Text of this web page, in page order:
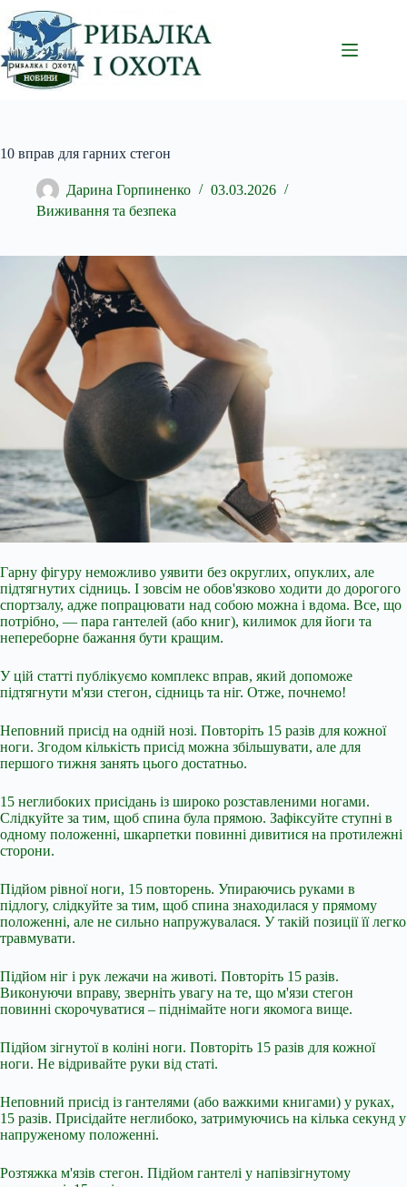
Перейти
до
вмісту
10 вправ для гарних стегон
Дарина Горпиненко
03.03.2026
Виживання та безпека
Гарну фігуру неможливо уявити без округлих, опуклих, але
підтягнутих сідниць. І зовсім не обов'язково ходити до дорогого
спортзалу, адже попрацювати над собою можна і вдома. Все, що
потрібно, — пара гантелей (або книг), килимок для йоги та
непереборне бажання бути кращим.
У цій статті публікуємо комплекс вправ, який допоможе
підтягнути м'язи стегон, сідниць та ніг. Отже, почнемо!
Неповний присід на одній нозі. Повторіть 15 разів для кожної
ноги. Згодом кількість присід можна збільшувати, але для
першого тижня занять цього достатньо.
15 неглибоких присідань із широко розставленими ногами.
Слідкуйте за тим, щоб спина була прямою. Зафіксуйте ступні в
одному положенні, шкарпетки повинні дивитися на протилежні
сторони.
Підйом рівної ноги, 15 повторень. Упираючись руками в
підлогу, слідкуйте за тим, щоб спина знаходилася у прямому
положенні, але не сильно напружувалася. У такій позиції її легко
травмувати.
Підйом ніг і рук лежачи на животі. Повторіть 15 разів.
Виконуючи вправу, зверніть увагу на те, що м'язи стегон
повинні скорочуватися – піднімайте ноги якомога вище.
Підйом зігнутої в коліні ноги. Повторіть 15 разів для кожної
ноги. Не відривайте руки від статі.
Неповний присід із гантелями (або важкими книгами) у руках,
15 разів. Присідайте неглибоко, затримуючись на кілька секунд у
напруженому положенні.
Розтяжка м'язів стегон. Підйом гантелі у напівзігнутому